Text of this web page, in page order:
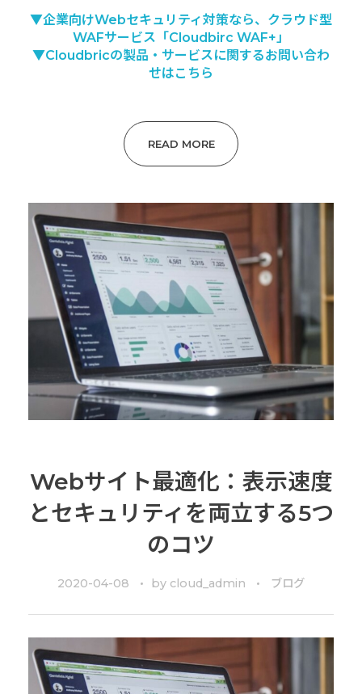
▼企業向けWebセキュリティ対策なら、クラウド型
WAFサービス「Cloudbirc WAF+」
▼Cloudbricの製品・サービスに関するお問い合わ
せはこちら
READ MORE
Webサイト最適化：表示速度
とセキュリティを両立する5つ
のコツ
2020-04-08 by cloud_admin ブログ